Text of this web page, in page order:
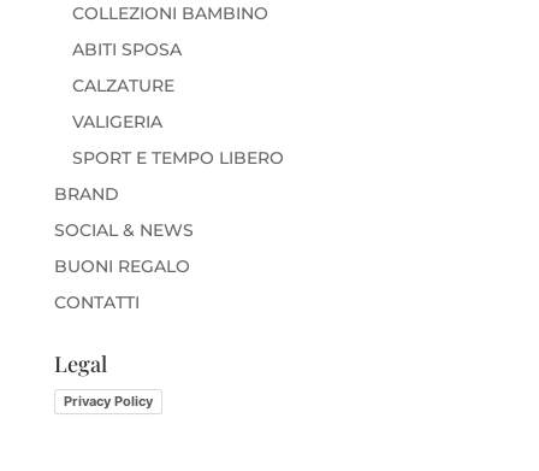
COLLEZIONI BAMBINO
ABITI SPOSA
CALZATURE
VALIGERIA
SPORT E TEMPO LIBERO
BRAND
SOCIAL & NEWS
BUONI REGALO
CONTATTI
Legal
Privacy Policy